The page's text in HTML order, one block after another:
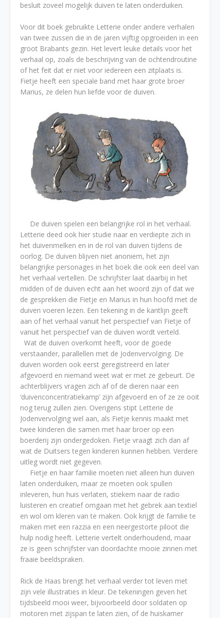
besluit zoveel mogelijk duiven te laten onderduiken.
Voor dit boek gebruikte Letterie onder andere verhalen
van twee zussen die in de jaren vijftig opgroeiden in een
groot Brabants gezin. Het levert leuke details voor het
verhaal op, zoals de beschrijving van de ochtendroutine
of het feit dat er niet voor iedereen een zitplaats is.
Fietje heeft een speciale band met haar grote broer
Marius, ze delen hun liefde voor de duiven.
De duiven spelen een belangrijke rol in het verhaal.
Letterie deed ook hier studie naar en verdiepte zich in
het duivenmelken en in de rol van duiven tijdens de
oorlog. De duiven blijven niet anoniem, het zijn
belangrijke personages in het boek die ook een deel van
het verhaal vertellen. De schrijfster laat daarbij in het
midden of de duiven echt aan het woord zijn of dat we
de gesprekken die Fietje en Marius in hun hoofd met de
duiven voeren lezen. Een tekening in de kantlijn geeft
aan of het verhaal vanuit het perspectief van Fietje of
vanuit het perspectief van de duiven wordt verteld.
Wat de duiven overkomt heeft, voor de goede
verstaander, parallellen met de Jodenvervolging. De
duiven worden ook eerst geregistreerd en later
afgevoerd en niemand weet wat er met ze gebeurt. De
achterblijvers vragen zich af of de dieren naar een
‘duivenconcentratiekamp’ zijn afgevoerd en of ze ze ooit
nog terug zullen zien. Overigens stipt Letterie de
Jodenvervolging wel aan, als Fietje kennis maakt met
twee kinderen die samen met haar broer op een
boerderij zijn ondergedoken. Fietje vraagt zich dan af
wat de Duitsers tegen kinderen kunnen hebben. Verdere
uitleg wordt niet gegeven.
Fietje en haar familie moeten niet alleen hun duiven
laten onderduiken, maar ze moeten ook spullen
inleveren, hun huis verlaten, stiekem naar de radio
luisteren en creatief omgaan met het gebrek aan textiel
en wol om kleren van te maken. Ook krijgt de familie te
maken met een razzia en een neergestorte piloot die
hulp nodig heeft. Letterie vertelt onderhoudend, maar
ze is geen schrijfster van doordachte mooie zinnen met
fraaie beeldspraken.
Rick de Haas brengt het verhaal verder tot leven met
zijn vele illustraties in kleur. De tekeningen geven het
tijdsbeeld mooi weer, bijvoorbeeld door soldaten op
motoren met zijspan te laten zien, of de huiskamer